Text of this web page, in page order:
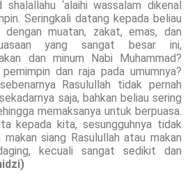
shalallahu ‘alaihi wassalam dikenal
Seringkali datang kepada beliau
muatan, zakat, emas, dan
yang sangat besar ini,
dan minum Nabi Muhammad?
dan raja pada umumnya?
Rasulullah tidak pernah
saja, bahkan beliau sering
memaksanya untuk berpuasa.
kepada kita, sesungguhnya tidak
siang Rasulullah atau makan
kecuali sangat sedikit dan